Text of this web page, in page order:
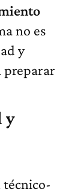
no es
y
preparar
y
técnico-